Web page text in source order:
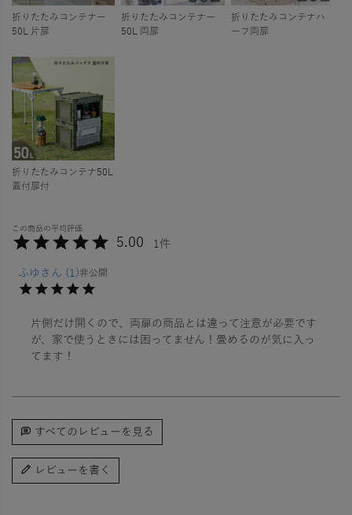
折りたたみコンテナー
50L 片扉
折りたたみコンテナー
50L 両扉
折りたたみコンテナハ
ーフ両扉
折りたたみコンテナ50L
蓋付扉付
5.00 1
ふゆ 1 非公開
片側だけ開くので、両扉の商品とは違って注意が必要です
が、家で使うときには困ってません！畳めるのが気に入っ
てます！
すべてのレビューを見る
レビューを書く